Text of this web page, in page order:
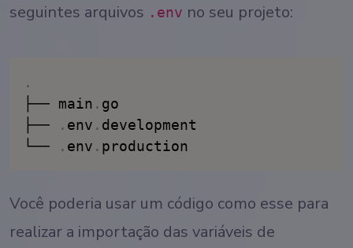
seguintes arquivos .env no seu projeto:
.
├── main . go
├──
. env . development
└──
. env .
Você poderia usar um código como esse para
realizar a importação das variáveis de